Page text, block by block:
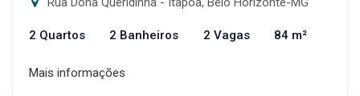
2 Quartos 2 Banheiros 2 Vagas 84 m²
Mais informações